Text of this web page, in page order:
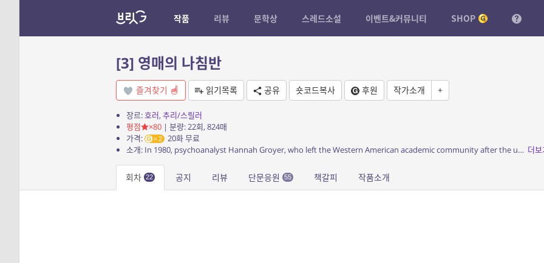
작품 리뷰 문학상 스레드소설 이벤트&커뮤니티 SHOP
[3] 영매의 나침반
즐겨찾기 읽기목록 공유 숏코드복사 후원 작가소개 +
장르:호러, 추리/스릴러
평점
×80| 분량: 22회, 824매
가격:
2
20화 무료
소개: In 1980, psychoanalyst Hannah Groyer, who left the Western American academic community after the uns... 더보
회차 22 공지 리뷰 단문응원 55 책갈피 작품소개